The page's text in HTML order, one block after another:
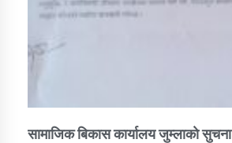
सामाजिक बिकास कार्यालय जुम्लाकाे सुचना